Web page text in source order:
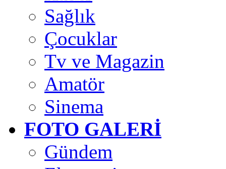
Sağlık
Çocuklar
Tv ve Magazin
Amatör
Sinema
FOTO GALERİ
Gündem